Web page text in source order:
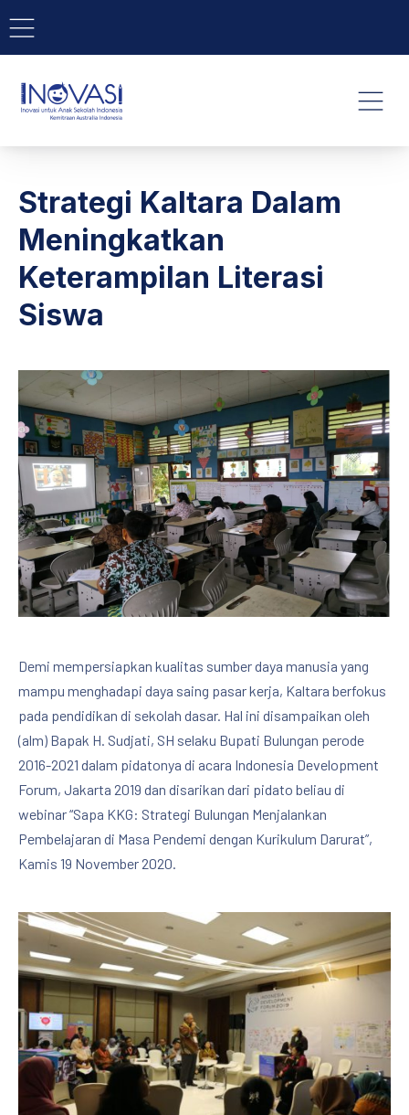
BAR NAVIGATION
INOVASI - Untuk Anak
Strategi Kaltara Dalam
Meningkatkan
Keterampilan Literasi
Siswa
Demi mempersiapkan kualitas sumber daya manusia yang
mampu menghadapi daya saing pasar kerja, Kaltara berfokus
pada pendidikan di sekolah dasar. Hal ini disampaikan oleh
(alm) Bapak H. Sudjati, SH selaku Bupati Bulungan perode
2016-2021 dalam pidatonya di acara Indonesia Development
Forum, Jakarta 2019 dan disarikan dari pidato beliau di
webinar “Sapa KKG: Strategi Bulungan Menjalankan
Pembelajaran di Masa Pendemi dengan Kurikulum Darurat”,
Kamis 19 November 2020.